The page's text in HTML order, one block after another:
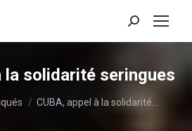
Recherche
:
la solidarité seringues
CUBA, appel à la solidarité…